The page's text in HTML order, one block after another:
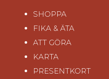
SHOPPA
FIKA & ÄTA
ATT GÖRA
KARTA
PRESENTKORT